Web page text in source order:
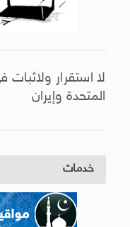
لا استقرار
المتحدة وإيران
خدمات